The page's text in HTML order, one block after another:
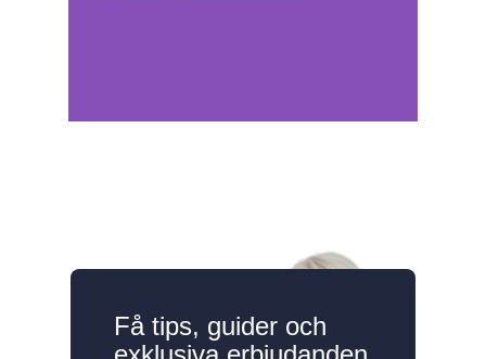
Få tips, guider och